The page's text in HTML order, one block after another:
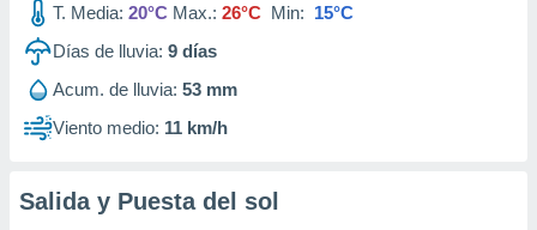
T. Media: 20°C Max.: 26°C Min: 15°C
Días de lluvia: 9 días
Acum. de lluvia: 53 mm
Viento medio: 11 km/h
Salida y Puesta del sol